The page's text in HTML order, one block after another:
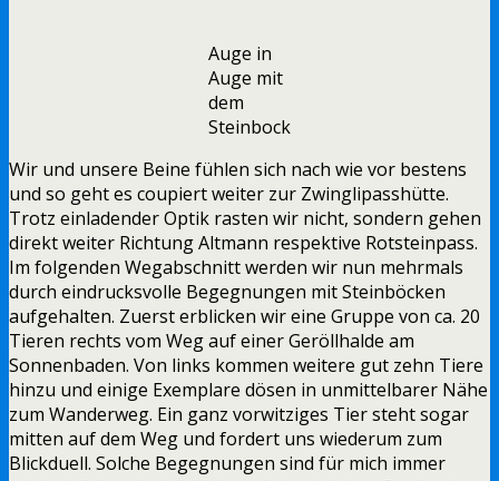
Auge in
Auge mit
dem
Steinbock
Wir und unsere Beine fühlen sich nach wie vor bestens
und so geht es coupiert weiter zur Zwinglipasshütte.
Trotz einladender Optik rasten wir nicht, sondern gehen
direkt weiter Richtung Altmann respektive Rotsteinpass.
Im folgenden Wegabschnitt werden wir nun mehrmals
durch eindrucksvolle Begegnungen mit Steinböcken
aufgehalten. Zuerst erblicken wir eine Gruppe von ca. 20
Tieren rechts vom Weg auf einer Geröllhalde am
Sonnenbaden. Von links kommen weitere gut zehn Tiere
hinzu und einige Exemplare dösen in unmittelbarer Nähe
zum Wanderweg. Ein ganz vorwitziges Tier steht sogar
mitten auf dem Weg und fordert uns wiederum zum
Blickduell. Solche Begegnungen sind für mich immer